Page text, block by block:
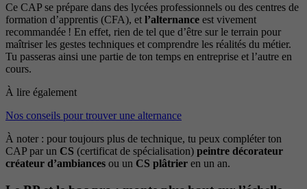
Ce CAP se prépare dans des lycées professionnels ou des centres de
formation d’apprentis (CFA), et l’alternance est vivement
recommandée ! En effet, rien de tel que d’être sur le terrain pour
maîtriser les gestes techniques et comprendre les réalités du métier.
Tu passeras ainsi une partie de ton temps en entreprise et l’autre en
cours.
À lire également
Nos conseils pour trouver une alternance
À noter : pour toujours plus de technique, tu peux compléter ton
CAP par un CS (certificat de spécialisation) peintre décorateur
créateur d’ambiances ou un CS plâtrier en un an.